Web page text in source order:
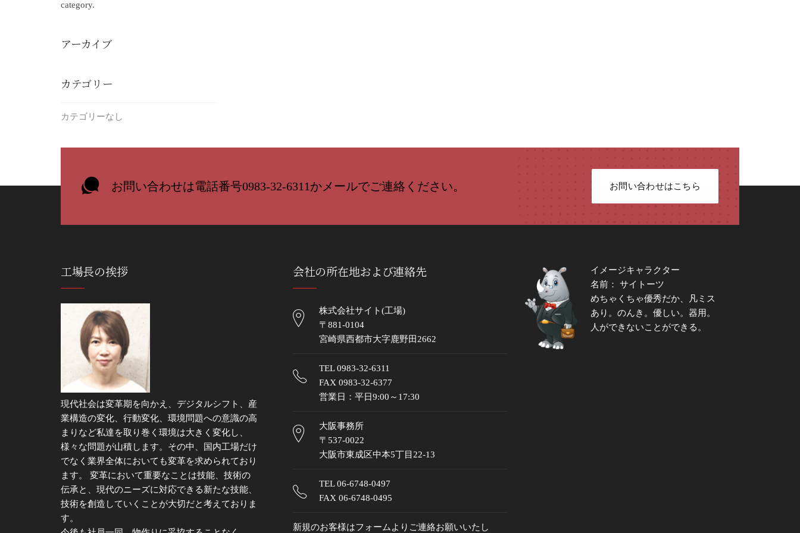
category.
アーカイブ
カテゴリー
カテゴリーなし
お問い合わせは電話番号0983-32-6311かメールでご連絡ください。 お問い合わせはこちら
工場長の挨拶
現代社会は変革期を向かえ、デジタルシフト、産
業構造の変化、行動変化、環境問題への意識の高
まりなど私達を取り巻く環境は大きく変化し、
様々な問題が山積します。その中、国内工場だけ
でなく業界全体においても変革を求められており
ます。 変革において重要なことは技能、技術の
伝承と、現代のニーズに対応できる新たな技能、
技術を創造していくことが大切だと考えておりま
す。
会社の所在地および連絡先
株式会社サイト(工場)
〒881-0104
宮崎県西都市大字鹿野田2662
TEL0983-32-6311
FAX 0983-32-6377
営業日：平日9:00～17:30
大阪事務所
〒537-0022
大阪市東成区中本5丁目22-13
TEL06-6748-0497
FAX 06-6748-0495
新規のお客様はフォームよりご連絡お願いいたし
イメージキャラクター
名前： サイトーツ
めちゃくちゃ優秀だか、凡ミス
あり。のんき。優しい。器用。
人ができないことができる。